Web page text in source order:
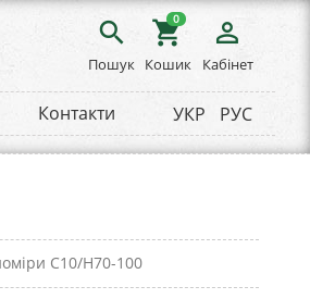
search
Пошук
shopping_cart
0
Кошик
person_outline
Кабінет
Контакти УКР РУС
С10/Н70-100